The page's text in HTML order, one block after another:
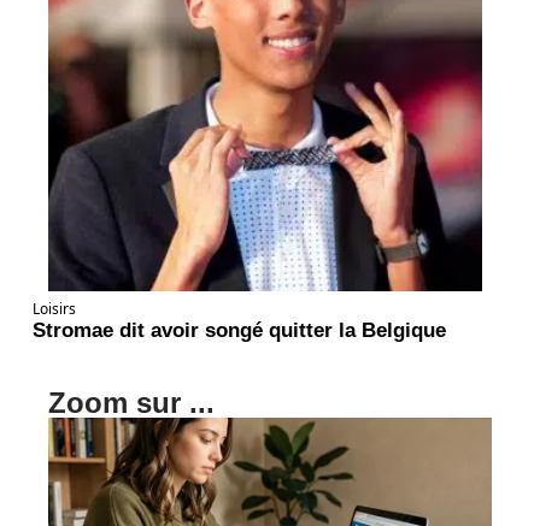
Loisirs
Stromae dit avoir songé quitter la Belgique
Zoom sur ...